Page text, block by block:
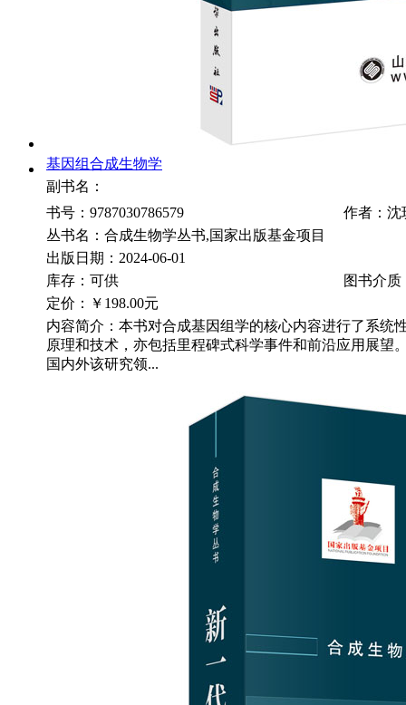
基因组合成生物学
副书名：
书号：9787030786579
作者：沈
丛书名：合成生物学丛书,国家出版基金项目
出版日期：2024-06-01
库存：可供
图书介质
定价：
￥198.00元
内容简介：本书对合成基因组学的核心内容进行了系统
原理和技术，亦包括里程碑式科学事件和前沿应用展望
国内外该研究领...